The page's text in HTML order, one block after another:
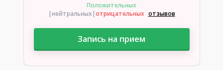
Положительных
|нейтральных|отрицательных отзывов
Запись на прием